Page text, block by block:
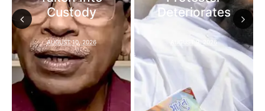
Previous
Custody
AUGUST 10, 2026
Deteriorates
AUGUST 9, 2026 Next